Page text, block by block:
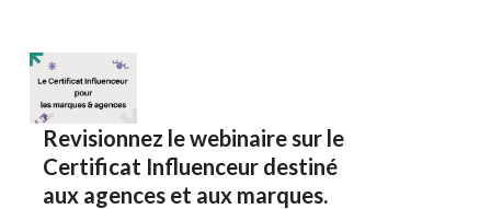
Revisionnez le webinaire sur le
Certificat Influenceur destiné
aux agences et aux marques.